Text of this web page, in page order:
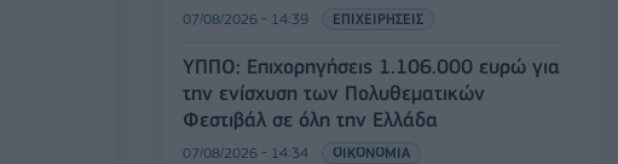
07/08/2026 - 14:39 ΕΠΙΧΕΙΡΗΣΕΙΣ
ΥΠΠΟ: Επιχορηγήσεις 1.106.000 ευρώ για
την ενίσχυση των Πολυθεματικών
Φεστιβάλ σε όλη την Ελλάδα
07/08/2026 - 14:34 ΟΙΚΟΝΟΜΙΑ